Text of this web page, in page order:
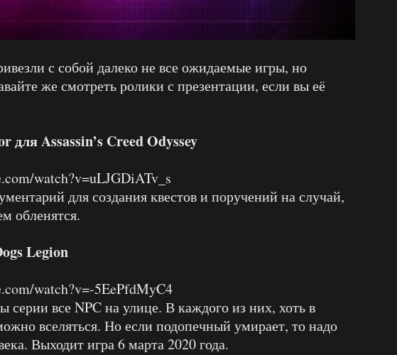
с собой далеко не все ожидаемые игры, но
же смотреть ролики с презентации, если вы её
для Assassin’s Creed Odyssey
watch?v=uLJGDiATv_s
для создания квестов и поручений на случай,
обленятся.
Legion
watch?v=-5EePfdMyC4
серии все NPC на улице. В каждого из них, хоть в
вселяться. Но если подопечный умирает, то надо
Выходит игра 6 марта 2020 года.